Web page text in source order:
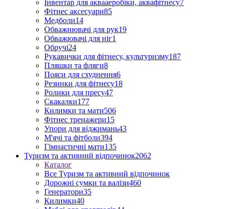
Інвентар для аквааеробіки, аквафітнесу7
Фітнес аксесуари85
Медболи14
Обважнювачі для рук19
Обважювачі для ніг1
Обручі24
Рукавички для фітнесу, культуризму187
Пляшки та фляги8
Пояси для схуднення6
Резинки для фітнесу18
Ролики для пресу47
Скакалки177
Килимки та мати506
Фітнес тренажери15
Упори для віджимань43
М'ячі та фітболи394
Гімнастичні мати135
Туризм та активний відпочинок2062
Каталог
Все Туризм та активний відпочинок
Дорожні сумки та валізи460
Генератори35
Килимки40